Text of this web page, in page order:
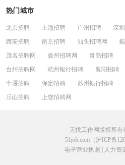
热门城市
北京招聘 上海招聘 广州招聘 深
西安招聘
南京招聘 汕头招聘网
茂名招聘网
扬州招聘网 青岛招聘
台州招聘网
杭州银行招聘 襄阳招聘
十堰招聘
保定招聘 苏州银行招聘
乐山招聘
上饶招聘网
无忧工作网版权所有
51job.com（沪ICP备
电子营业执照
人力资